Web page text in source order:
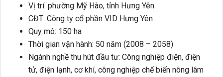
Vị trí: phường Mỹ Hào, tỉnh Hưng Yên
CĐT: Công ty cổ phần VID Hưng Yên
Quy mô: 150 ha
Thời gian vận hành: 50 năm (2008 – 2058)
Ngành nghề thu hút đầu tư: Công nghiệp điện, điện
tử, điện lạnh, cơ khí, công nghiệp chế biến nông lâm